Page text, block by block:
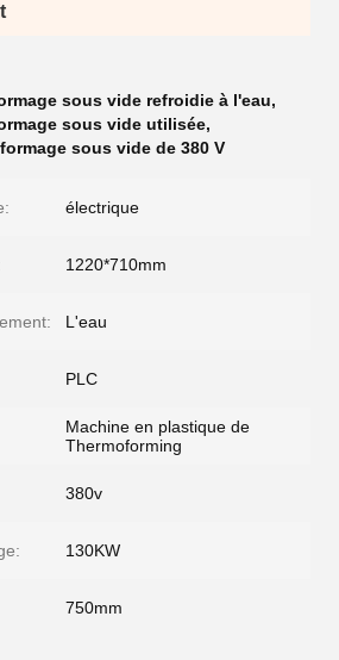
sous vide refroidie à l'eau,
sous vide utilisée,
sous vide de 380 V
électrique
1220*710mm
L'eau
PLC
Machine en plastique de
Thermoforming
380v
130KW
750mm